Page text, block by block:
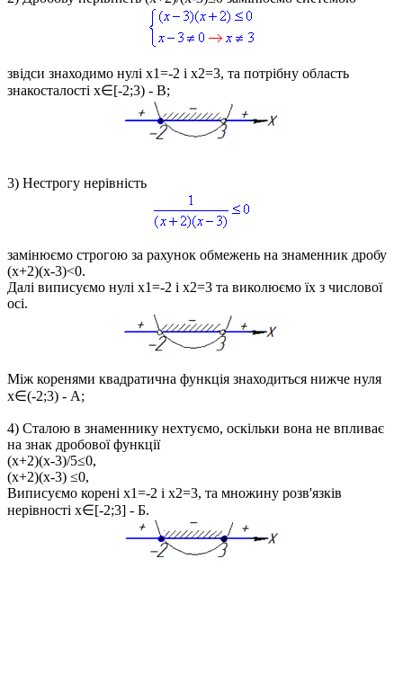
звідси знаходимо нулі x1=-2 і x2=3, та потрібну область
знакосталості x∈[-2;3) - В;
3) Нестрогу нерівність
замінюємо строгою за рахунок обмежень на знаменник дробу
(x+2)(x-3)<0.
Далі виписуємо нулі x1=-2 і x2=3 та виколюємо їх з числової
осі.
Між коренями квадратична функція знаходиться нижче нуля
x∈(-2;3) - А;
4) Сталою в знаменнику нехтуємо, оскільки вона не впливає
на знак дробової функції
(x+2)(x-3)/5≤0,
(x+2)(x-3) ≤0,
Виписуємо корені x1=-2 і x2=3, та множину розв'язків
нерівності x∈[-2;3] - Б.